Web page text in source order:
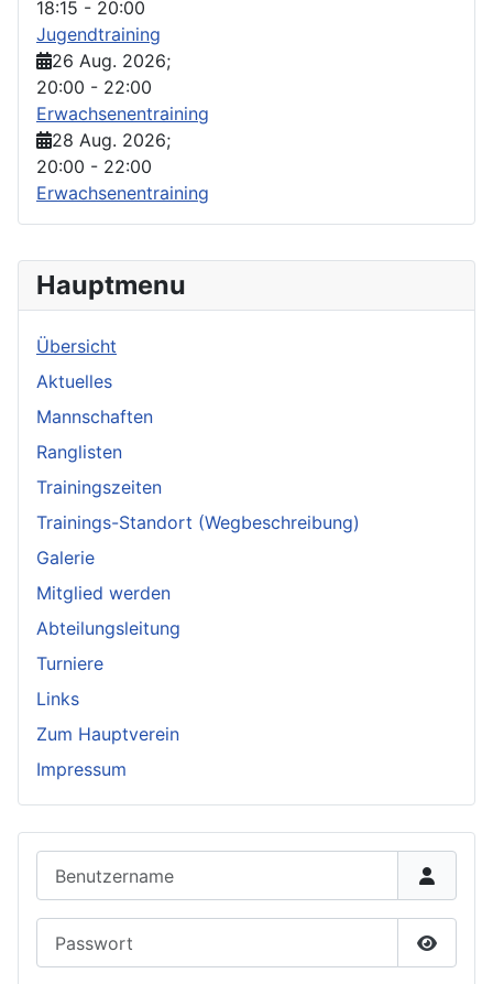
Hauptmenu
Übersicht
Aktuelles
Mannschaften
Ranglisten
Trainingszeiten
Trainings-Standort (Wegbeschreibung)
Galerie
Mitglied werden
Abteilungsleitung
Turniere
Links
Zum Hauptverein
Impressum
18:15 - 20:00
Jugendtraining
26 Aug. 2026;
20:00 - 22:00
Erwachsenentraining
28 Aug. 2026;
20:00 - 22:00
Erwachsenentraining